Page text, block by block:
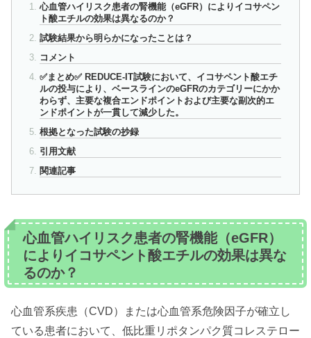
心血管ハイリスク患者の腎機能（eGFR）によりイコサペン
ト酸エチルの効果は異なるのか？
試験結果から明らかになったことは？
コメント
✅まとめ✅ REDUCE-IT試験において、イコサペント酸エチ
ルの投与により、ベースラインのeGFRのカテゴリーにかか
わらず、主要な複合エンドポイントおよび主要な副次的エ
ンドポイントが一貫して減少した。
根拠となった試験の抄録
引用文献
関連記事
心血管ハイリスク患者の腎機能（eGFR）
によりイコサペント酸エチルの効果は異な
るのか？
心血管系疾患（CVD）または心血管系危険因子が確立し
ている患者において、低比重リポタンパク質コレステロー